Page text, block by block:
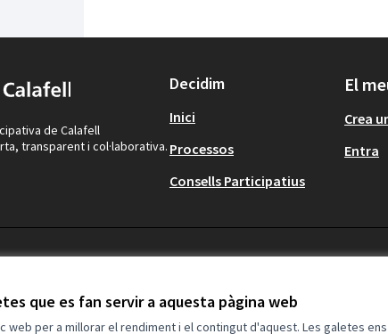
que es fan servir a aquesta pàgina web
web per a millorar el rendiment i el contingut d'aquest. Les galetes
de Calafell
transparent i col·laborativa.
Decidim
Inici
Processos
Consells Participatius
El
Crea
Entra